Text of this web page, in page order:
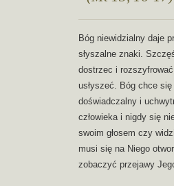
Bóg niewidzialny daje
słyszalne znaki.
dostrzec i
usłyszeć. Bóg chce
doświadczalny i
człowieka i nigdy się
swoim głosem czy
musi się na Niego
zobaczyć przejawy